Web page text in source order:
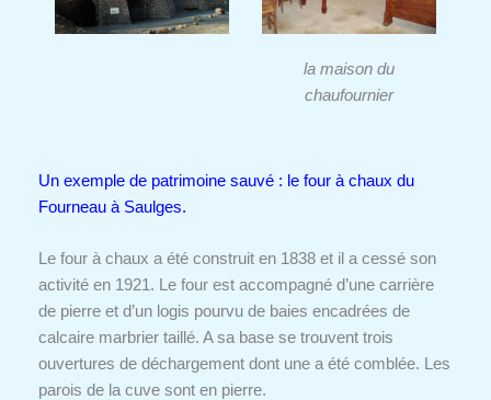
la maison du
chaufournier
Un exemple de patrimoine sauvé : le four à chaux du
Fourneau à Saulges.
Le four à chaux a été construit en 1838 et il a cessé son
activité en 1921. Le four est accompagné d’une carrière
de pierre et d’un logis pourvu de baies encadrées de
calcaire marbrier taillé. A sa base se trouvent trois
ouvertures de déchargement dont une a été comblée. Les
parois de la cuve sont en pierre.